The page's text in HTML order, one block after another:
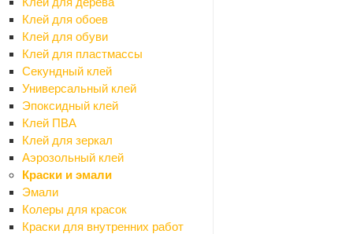
Клей для обоев
Клей для обуви
Клей для пластмассы
Секундный клей
Универсальный клей
Эпоксидный клей
Клей ПВА
Клей для зеркал
Аэрозольный клей
Краски и эмали
Эмали
Колеры для красок
Краски для внутренних работ
По дереву
Шпаклевки-замазки
Эпоксидные шпаклевки
Инструменты
Назад
Инструменты
Электроинструмент
Назад
Электроинструмент
Бетоносмесители
Болгарки (УШМ)
Бурильные установки
Вибраторы глубинные